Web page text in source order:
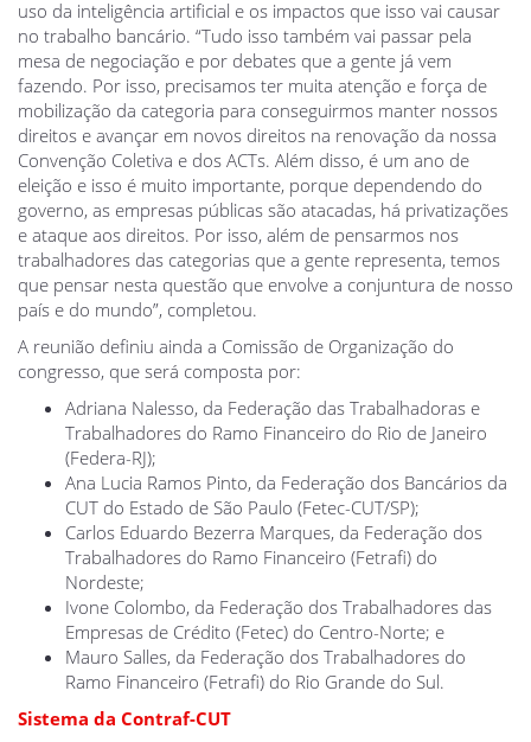
uso da inteligência artificial e os impactos que isso vai causar
no trabalho bancário. “Tudo isso também vai passar pela
mesa de negociação e por debates que a gente já vem
fazendo. Por isso, precisamos ter muita atenção e força de
mobilização da categoria para conseguirmos manter nossos
direitos e avançar em novos direitos na renovação da nossa
Convenção Coletiva e dos ACTs. Além disso, é um ano de
eleição e isso é muito importante, porque dependendo do
governo, as empresas públicas são atacadas, há privatizações
e ataque aos direitos. Por isso, além de pensarmos nos
trabalhadores das categorias que a gente representa, temos
que pensar nesta questão que envolve a conjuntura de nosso
país e do mundo”, completou.
A reunião definiu ainda a Comissão de Organização do
congresso, que será composta por:
Adriana Nalesso, da Federação das Trabalhadoras e
Trabalhadores do Ramo Financeiro do Rio de Janeiro
(Federa-RJ);
Ana Lucia Ramos Pinto, da Federação dos Bancários da
CUT do Estado de São Paulo (Fetec-CUT/SP);
Carlos Eduardo Bezerra Marques, da Federação dos
Trabalhadores do Ramo Financeiro (Fetrafi) do
Nordeste;
Ivone Colombo, da Federação dos Trabalhadores das
Empresas de Crédito (Fetec) do Centro-Norte; e
Mauro Salles, da Federação dos Trabalhadores do
Ramo Financeiro (Fetrafi) do Rio Grande do Sul.
Sistema da Contraf-CUT